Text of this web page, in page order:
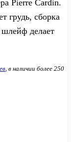
Pierre Cardin.
грудь, сборка
делает
, в наличии более 250